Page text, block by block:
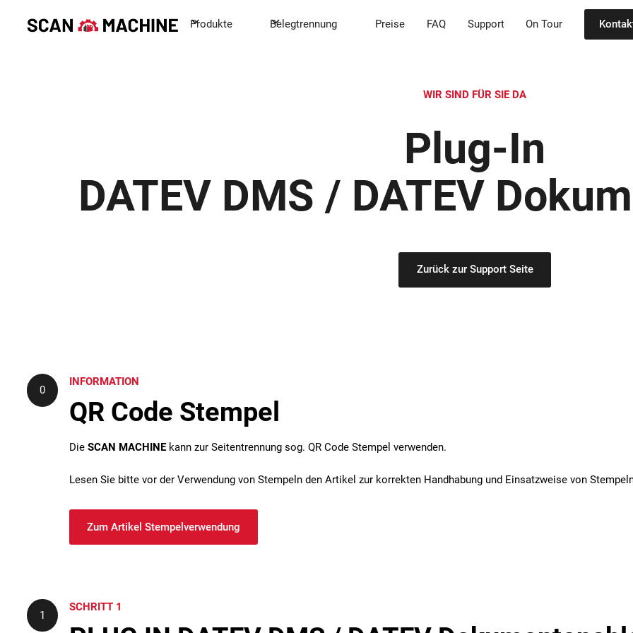
Produkte Belegtrennung Preise FAQ Support On Tour
WIR SIND FÜR SIE DA
Plug-In
DATEV DMS / DATEV
Zurück zur Support Seite
0
INFORMATION
QR Code Stempel
Die SCAN MACHINEkann zur Seitentrennung sog. QR Code Stempel verwenden.
Lesen Sie bitte vor der Verwendung von Stempeln den Artikel zur korrekten Handhabung und Einsatzweise von
Zum Artikel Stempelverwendung
1
SCHRITT 1